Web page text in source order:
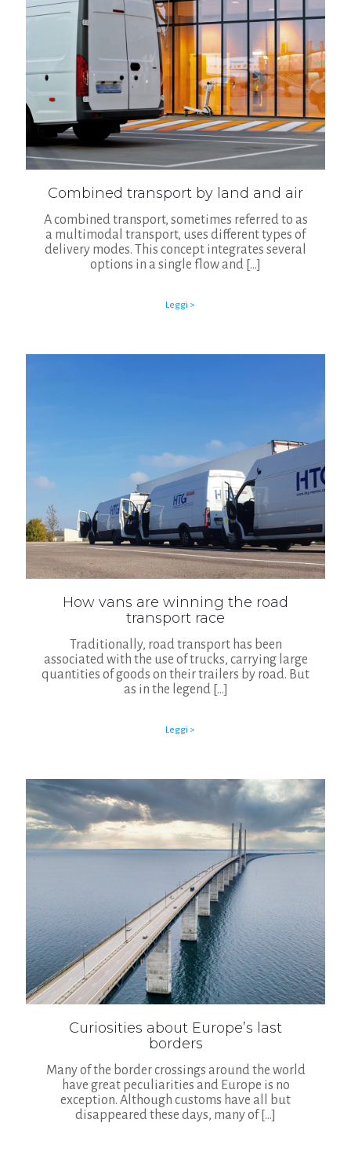
Combined transport by land and air
A combined transport, sometimes referred to as
a multimodal transport, uses different types of
delivery modes. This concept integrates several
options in a single flow and […]
Leggi >
How vans are winning the road
transport race
Traditionally, road transport has been
associated with the use of trucks, carrying large
quantities of goods on their trailers by road. But
as in the legend[…]
Leggi >
Curiosities about Europe’s last
borders
Many of the border crossings around the world
have great peculiarities and Europe is no
exception. Although customs have all but
disappeared these days, many of[…]